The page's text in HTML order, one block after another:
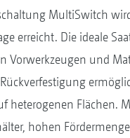
MultiSwitch
erreicht. Die ideale
Vorwerkzeugen und
heterogenen Flächen.
hohen